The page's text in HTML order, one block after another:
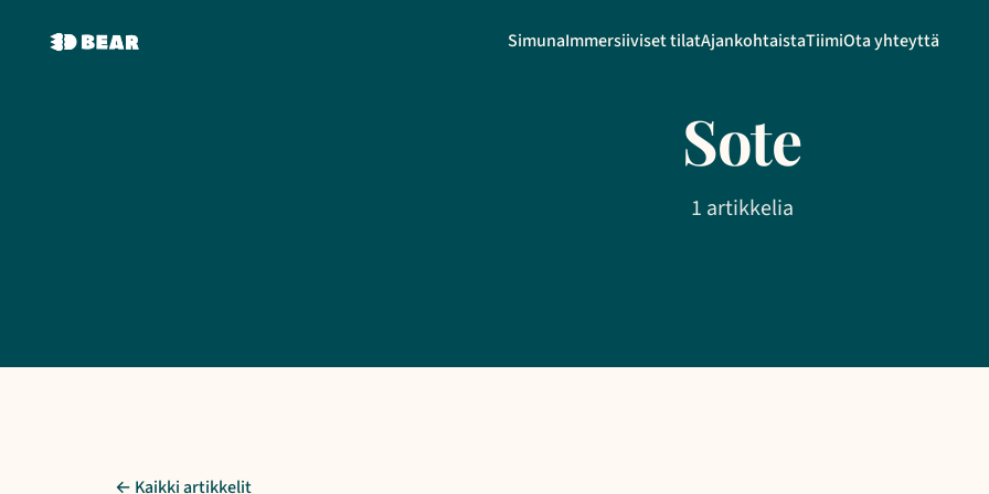
SimunaImmersiiviset tilatAjankohtaistaTiimiOta yhteyttä
Sote
1 artikkelia
← Kaikki artikkelit